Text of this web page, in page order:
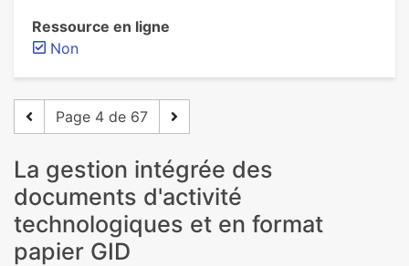
Ressource en ligne
Non
Page 4 de 67
La gestion intégrée des
documents d'activité
technologiques et en format
papier GID